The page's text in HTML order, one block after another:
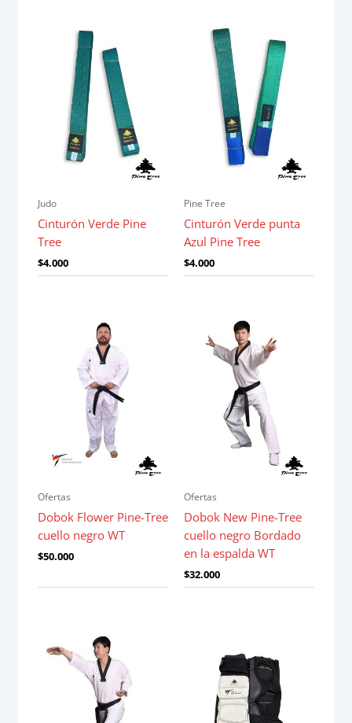
Judo
Cinturón Verde Pine
Tree
$4.000
Pine Tree
Cinturón Verde punta
Azul Pine Tree
$4.000
Ofertas
Dobok Flower Pine-Tree
cuello negro WT
$50.000
Ofertas
Dobok New Pine-Tree
cuello negro Bordado
en la espalda WT
$32.000